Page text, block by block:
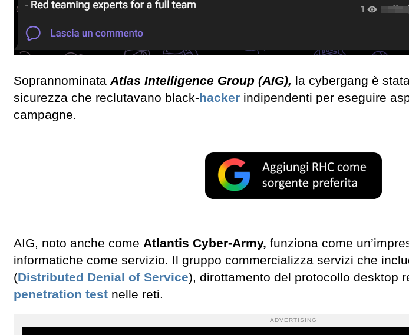
Soprannominata Atlas Intelligence Group (AIG), la cybergang è
sicurezza che reclutavano black-hacker indipendenti per eseguire
campagne.
AIG, noto anche come Atlantis Cyber-Army, funziona come
informatiche come servizio. Il gruppo commercializza servizi che
(Distributed Denial of Service), dirottamento del protocollo desktop
penetration test nelle reti.
ADVERTISING